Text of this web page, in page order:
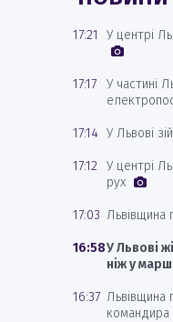
17:21 У центрі
17:17
У частині
17:14 У Львові
17:12 У центрі
рух
17:03
16:58У Львові
ніж у
16:37 Львівщина
командира